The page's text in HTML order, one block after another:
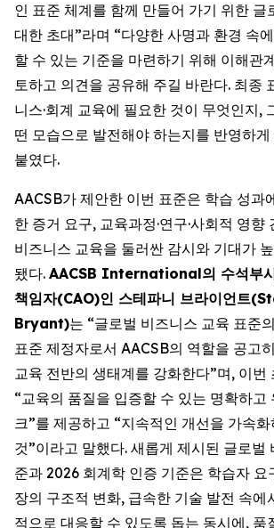
인 표준 체계를 함께 만들어 가기 위한 글
대한 초대”라며 “다양한 사명과 환경 속
할 수 있는 기준을 마련하기 위해 이해관
토하고 의견을 공유해 주길 바란다. 최종
니스·회계 교육에 필요한 것이 무엇인지,
떤 모습으로 발전해야 하는지를 반영하게
붙였다.
AACSB가 제안한 이번 표준은 학습 성과
한 증거 요구, 교육과정·연구·사회적 영향
비즈니스 교육을 둘러싼 감시와 기대가
됐다. AACSB International의 수석부
책임자(CAO)인 스테파니 브라이언트
Bryant)는 “글로벌 비즈니스 교육 표준
표준 제정자로서 AACSB의 역할을 공고
교육 전반의 생태계를 강화한다”며, 이번
“교육의 품질을 입증할 수 있는 명확하고
크”를 제공하고 “지속적인 개선을 가속
것”이라고 말했다. 새롭게 제시된 글로벌
준과 2026 회계학 인증 기준은 학습자 요
장의 구조적 변화, 급속한 기술 발전 속에
적으로 대응할 수 있도록 돕는 동시에, 품